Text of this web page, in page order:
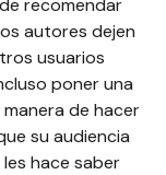
recomendar
autores dejen
usuarios
poner una
de hacer
su audiencia
hace saber